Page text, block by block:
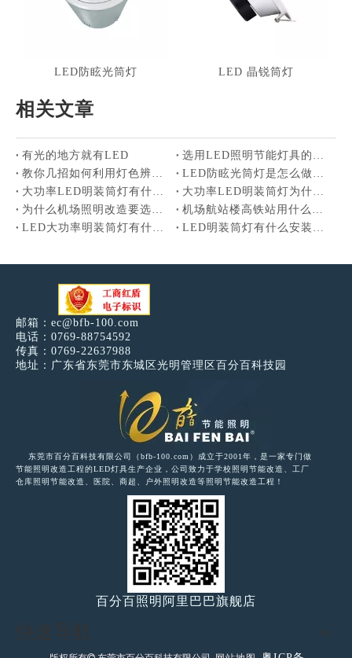
LED防眩光筒灯 LED 晶锐筒灯
相关文章
有光的地方就有LED
选用LED照明节能灯具的重要性
教你几招如何利用灯色辨别LED灯具的好坏
LED防眩光筒灯是怎么做到防眩光的
大功率LED明装筒灯有什么优势
大功率LED明装筒灯为什么适合机场照明节能改造
为什么机场照明改造要选LED明装筒灯
机场航站楼高铁站用什么筒灯最合适
LED大功率明装筒灯有什么优点
LED明装筒灯有什么安装方式
邮箱： ec@bfb-100.com
电话：0769-88754592
传真：0769-22637988
地址：广东省东莞市东城区光明管理区百分百科技园
东莞市百分百科技有限公司（bfb-100.com）成立于2001年，是一家专门做
节能照明改造工程的LED灯具生产企业，公司致力于学校照明节能改造、工厂
仓库照明节能改造、医院、商超、户外照明改造等照明节能改造工程！
百分百照明阿里巴巴旗舰店